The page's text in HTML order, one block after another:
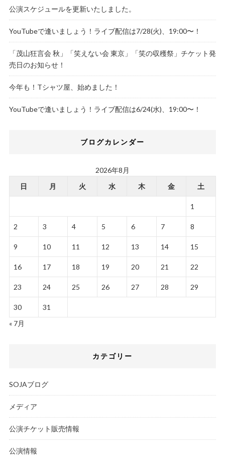
公演スケジュールを更新いたしました。
YouTubeで逢いましょう！ライブ配信は7/28(火)、19:00〜！
「茂山狂言会 秋」「笑えない会 東京」「笑の収穫祭」チケット発
売日のお知らせ！
今年も！Tシャツ屋、始めました！
YouTubeで逢いましょう！ライブ配信は6/24(水)、19:00〜！
ブログカレンダー
2026年8月
日
月 火 水 木 金 土
1
2 3 4 5 6 7 8
9 10 11 12 13 14 15
16 17 18 19 20 21 22
23 24 25 26 27 28 29
30
31
« 7月
カテゴリー
SOJAブログ
メディア
公演チケット販売情報
公演情報